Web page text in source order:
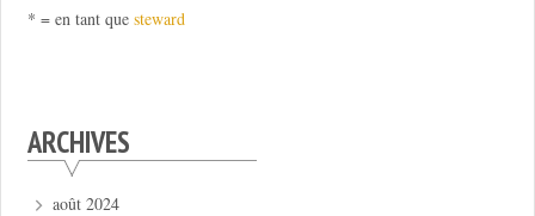
* = en tant que steward
ARCHIVES
août 2024